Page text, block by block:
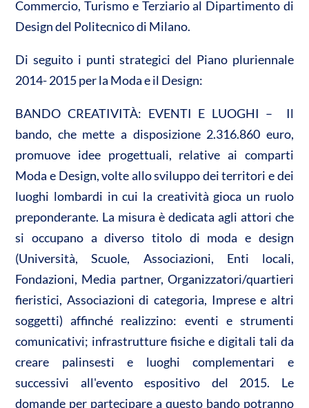
Commercio, Turismo e Terziario al Dipartimento di
Design del Politecnico di Milano.
Di seguito i punti strategici del Piano pluriennale
2014- 2015 per la Moda e il Design:
BANDO CREATIVITÀ: EVENTI E LUOGHI – Il
bando, che mette a disposizione 2.316.860 euro,
promuove idee progettuali, relative ai comparti
Moda e Design, volte allo sviluppo dei territori e dei
luoghi lombardi in cui la creatività gioca un ruolo
preponderante. La misura è dedicata agli attori che
si occupano a diverso titolo di moda e design
(Università, Scuole, Associazioni, Enti locali,
Fondazioni, Media partner, Organizzatori/quartieri
fieristici, Associazioni di categoria, Imprese e altri
soggetti) affinché realizzino: eventi e strumenti
comunicativi; infrastrutture fisiche e digitali tali da
creare palinsesti e luoghi complementari e
successivi all'evento espositivo del 2015. Le
domande per partecipare a questo bando potranno